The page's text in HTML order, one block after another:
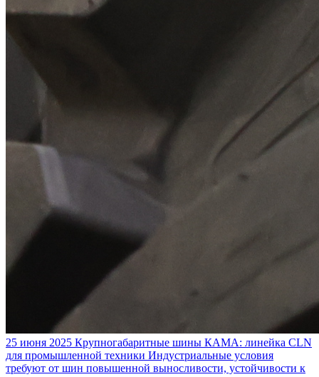
25 июня 2025 Крупногабаритные шины КАМА: линейка CLN
для промышленной техники Индустриальные условия
требуют от шин повышенной выносливости, устойчивости к